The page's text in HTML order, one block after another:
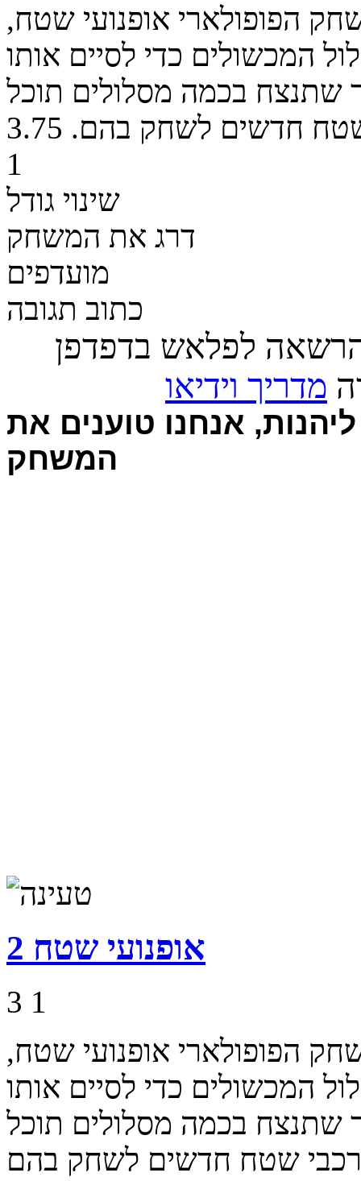
למשחק הפופולארי אופנועי שטח,
המכשולים כדי לסיים אותו
שתנצח בכמה מסלולים תוכל
חדשים לשחק בהם. 3.75
1
שינוי גודל
דרג את המשחק
מועדפים
כתוב תגובה
לפלאש בדפדפן
מדריך וידיאו
אנחנו טוענים את
המשחק
אופנועי שטח 2
3 1
למשחק הפופולארי אופנועי שטח,
המכשולים כדי לסיים אותו
שתנצח בכמה מסלולים תוכל